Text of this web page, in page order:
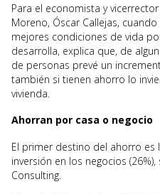
Para el economista y
Moreno, Óscar Callejas,
mejores condiciones de vida
desarrolla, explica que, de
de personas prevé un
también si tienen ahorro lo
vivienda.
Ahorran por casa o negocio
El primer destino del ahorro es
inversión en los negocios
Consulting.